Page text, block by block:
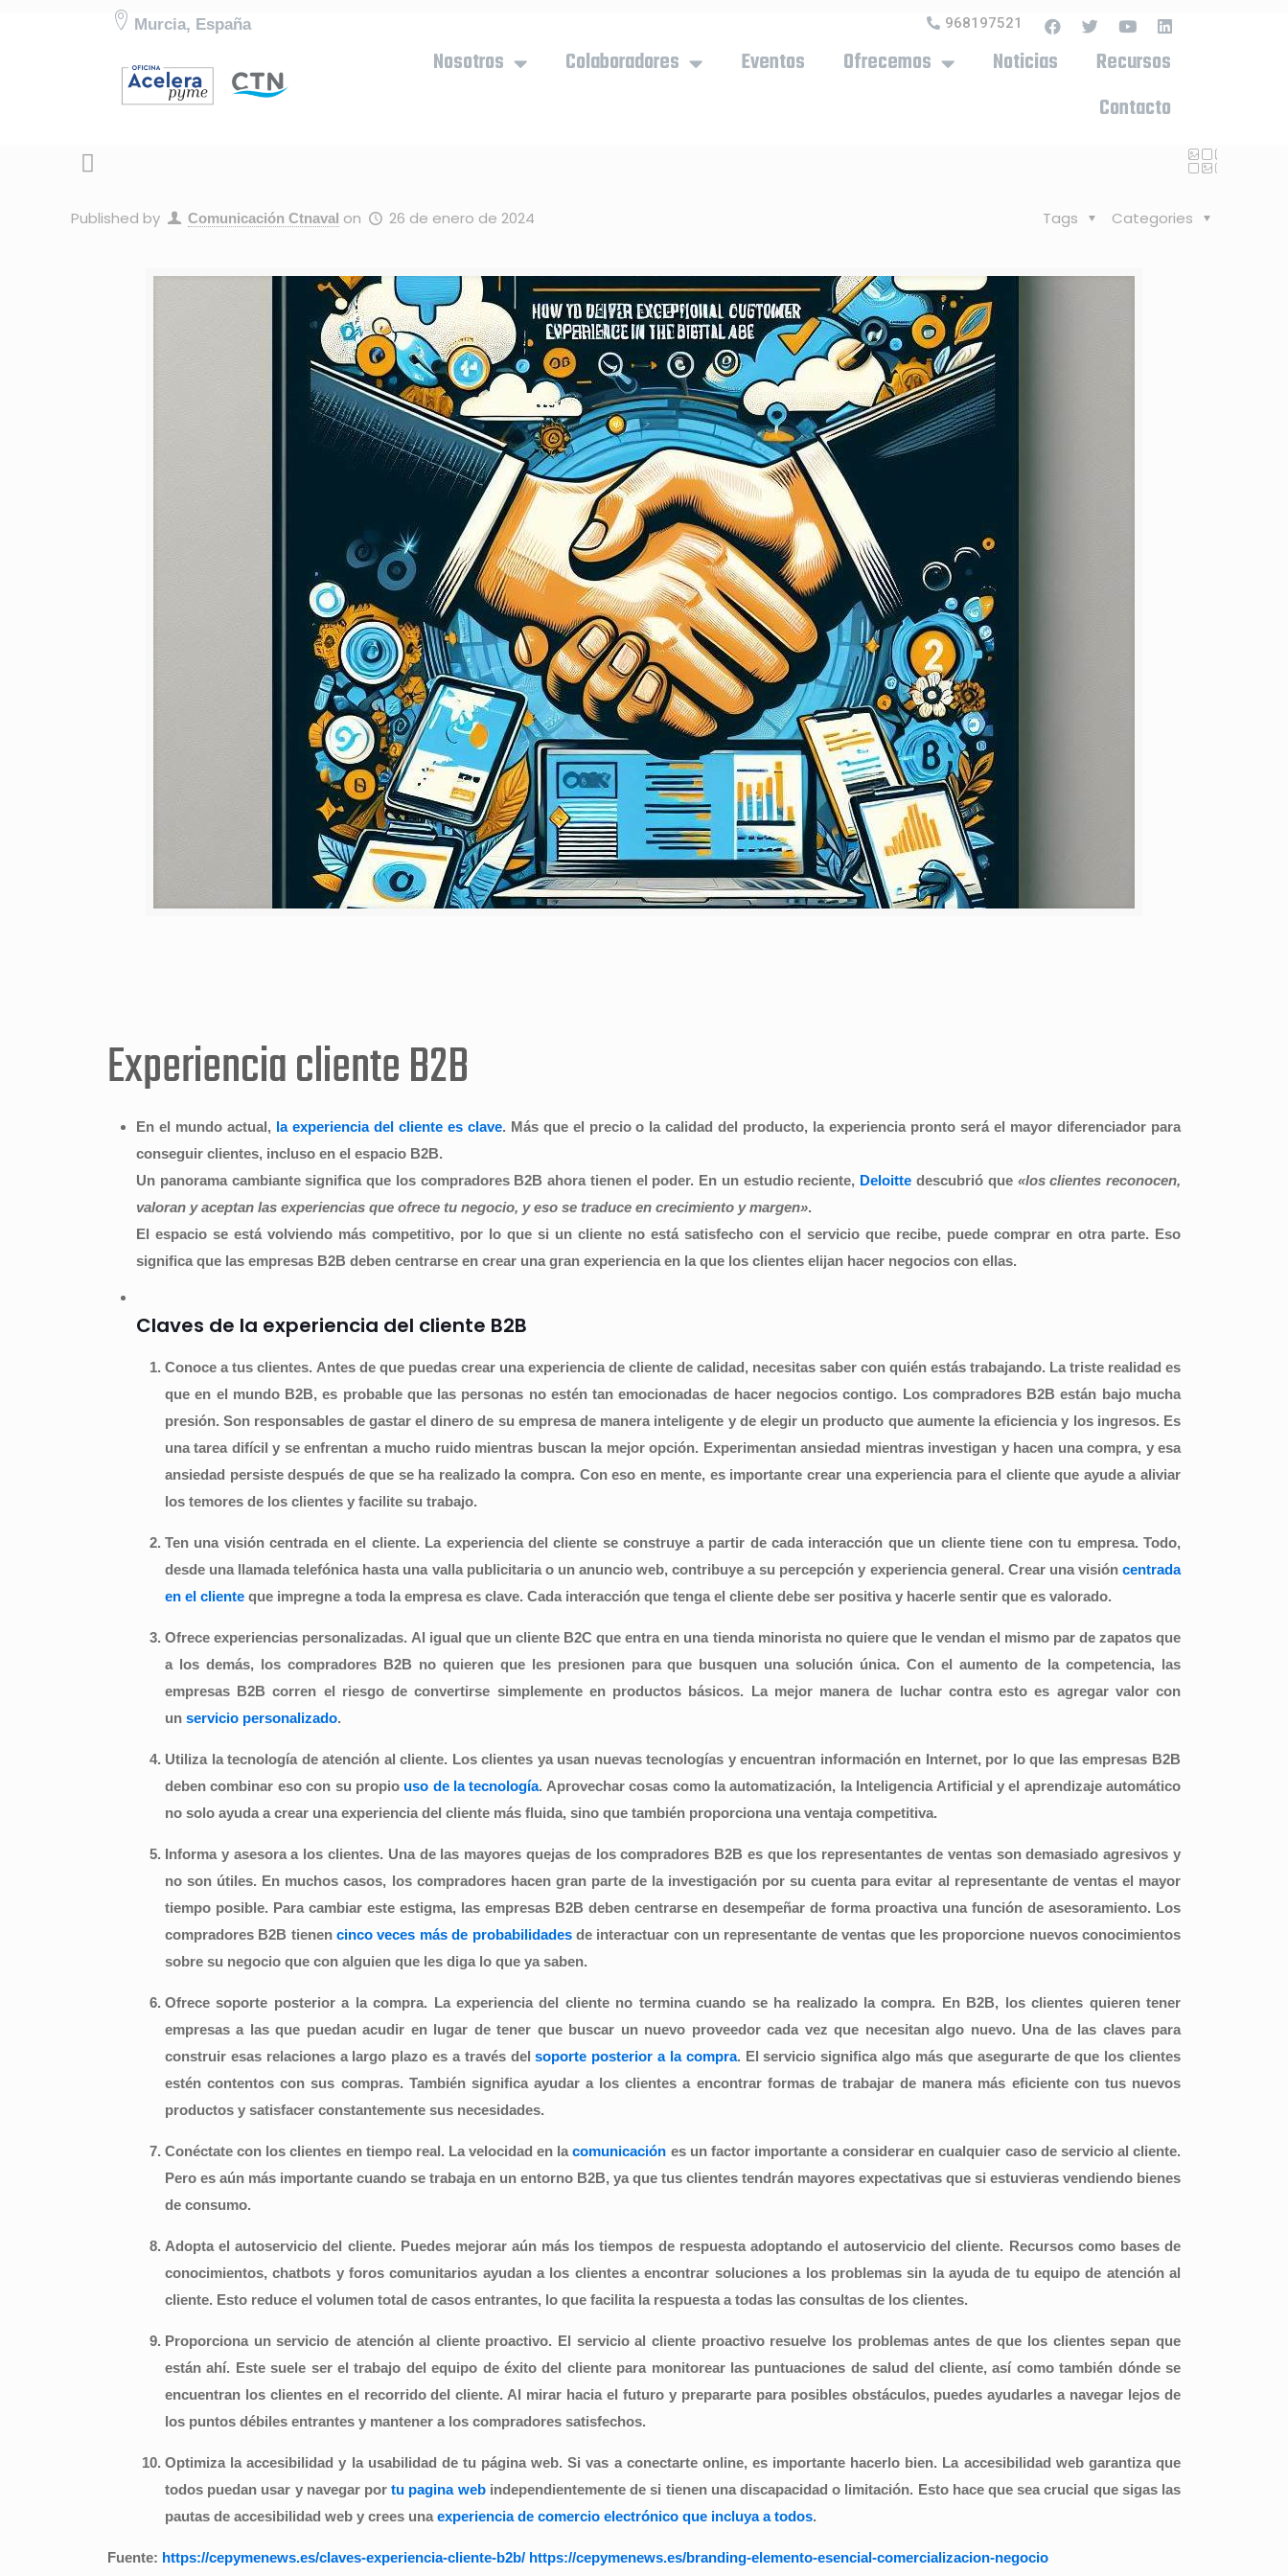
Murcia, España 968197521
Nosotros Colaboradores Eventos Ofrecemos Noticias
Recursos
Contacto
Published by Comunicación Ctnaval on 26 de enero de 2024 Categories
Tags
Experiencia cliente B2B
En el mundo actual, la experiencia del cliente es clave. Más que el precio o la calidad del producto, la experiencia pronto será el mayor diferenciador para
conseguir clientes, incluso en el espacio B2B.
Un panorama cambiante significa que los compradores B2B ahora tienen el poder. En un estudio reciente, Deloitte descubrió que «los clientes reconocen,
valoran y aceptan las experiencias que ofrece tu negocio, y eso se traduce en crecimiento y margen».
El espacio se está volviendo más competitivo, por lo que si un cliente no está satisfecho con el servicio que recibe, puede comprar en otra parte. Eso
significa que las empresas B2B deben centrarse en crear una gran experiencia en la que los clientes elijan hacer negocios con ellas.
Claves de la experiencia del cliente B2B
Conoce a tus clientes. Antes de que puedas crear una experiencia de cliente de calidad, necesitas saber con quién estás trabajando. La triste realidad es
que en el mundo B2B, es probable que las personas no estén tan emocionadas de hacer negocios contigo. Los compradores B2B están bajo mucha
presión. Son responsables de gastar el dinero de su empresa de manera inteligente y de elegir un producto que aumente la eficiencia y los ingresos. Es
una tarea difícil y se enfrentan a mucho ruido mientras buscan la mejor opción. Experimentan ansiedad mientras investigan y hacen una compra, y esa
ansiedad persiste después de que se ha realizado la compra. Con eso en mente, es importante crear una experiencia para el cliente que ayude a aliviar
los temores de los clientes y facilite su trabajo.
Ten una visión centrada en el cliente. La experiencia del cliente se construye a partir de cada interacción que un cliente tiene con tu empresa. Todo,
desde una llamada telefónica hasta una valla publicitaria o un anuncio web, contribuye a su percepción y experiencia general. Crear una visión centrada
en el cliente que impregne a toda la empresa es clave. Cada interacción que tenga el cliente debe ser positiva y hacerle sentir que es valorado.
Ofrece experiencias personalizadas. Al igual que un cliente B2C que entra en una tienda minorista no quiere que le vendan el mismo par de zapatos que
a los demás, los compradores B2B no quieren que les presionen para que busquen una solución única. Con el aumento de la competencia, las
empresas B2B corren el riesgo de convertirse simplemente en productos básicos. La mejor manera de luchar contra esto es agregar valor con
un servicio personalizado.
Utiliza la tecnología de atención al cliente. Los clientes ya usan nuevas tecnologías y encuentran información en Internet, por lo que las empresas B2B
deben combinar eso con su propio uso de la tecnología. Aprovechar cosas como la automatización, la Inteligencia Artificial y el aprendizaje automático
no solo ayuda a crear una experiencia del cliente más fluida, sino que también proporciona una ventaja competitiva.
Informa y asesora a los clientes. Una de las mayores quejas de los compradores B2B es que los representantes de ventas son demasiado agresivos y
no son útiles. En muchos casos, los compradores hacen gran parte de la investigación por su cuenta para evitar al representante de ventas el mayor
tiempo posible. Para cambiar este estigma, las empresas B2B deben centrarse en desempeñar de forma proactiva una función de asesoramiento. Los
compradores B2B tienencinco veces másde probabilidadesde interactuar con un representante de ventas que les proporcione nuevos conocimientos
sobre su negocio que con alguien que les diga lo que ya saben.
Ofrece soporte posterior a la compra. La experiencia del cliente no termina cuando se ha realizado la compra. En B2B, los clientes quieren tener
empresas a las que puedan acudir en lugar de tener que buscar un nuevo proveedor cada vez que necesitan algo nuevo. Una de las claves para
construir esas relaciones a largo plazo es a través delsoporte posterior a la compra. El servicio significa algo más que asegurarte de que los clientes
estén contentos con sus compras. También significa ayudar a los clientes a encontrar formas de trabajar de manera más eficiente con tus nuevos
productos y satisfacer constantemente sus necesidades.
Conéctate con los clientes en tiempo real. La velocidad en lacomunicación es un factor importante a considerar en cualquier caso de servicio al cliente.
Pero es aún más importante cuando se trabaja en un entorno B2B, ya que tus clientes tendrán mayores expectativas que si estuvieras vendiendo bienes
de consumo.
Adopta el autoservicio del cliente. Puedes mejorar aún más los tiempos de respuesta adoptando el autoservicio del cliente. Recursos como bases de
conocimientos, chatbots y foros comunitarios ayudan a los clientes a encontrar soluciones a los problemas sin la ayuda de tu equipo de atención al
cliente. Esto reduce el volumen total de casos entrantes, lo que facilita la respuesta a todas las consultas de los clientes.
Proporciona un servicio de atención al cliente proactivo. El servicio al cliente proactivo resuelve los problemas antes de que los clientes sepan que
están ahí. Este suele ser el trabajo del equipo de éxito del cliente para monitorear las puntuaciones de salud del cliente, así como también dónde se
encuentran los clientes en el recorrido del cliente. Al mirar hacia el futuro y prepararte para posibles obstáculos, puedes ayudarles a navegar lejos de
los puntos débiles entrantes y mantener a los compradores satisfechos.
Optimiza la accesibilidad y la usabilidad de tu página web.Si vas a conectarte online, es importante hacerlo bien. La accesibilidad web garantiza que
todos puedan usar y navegar portu paginawebindependientemente de si tienen una discapacidad o limitación. Esto hace que sea crucial que sigas las
pautas de accesibilidad web y crees una experiencia de comercio electrónico que incluya a todos.
Fuente: https://cepymenews.es/claves-experiencia-cliente-b2b/ https://cepymenews.es/branding-elemento-esencial-comercializacion-negocio